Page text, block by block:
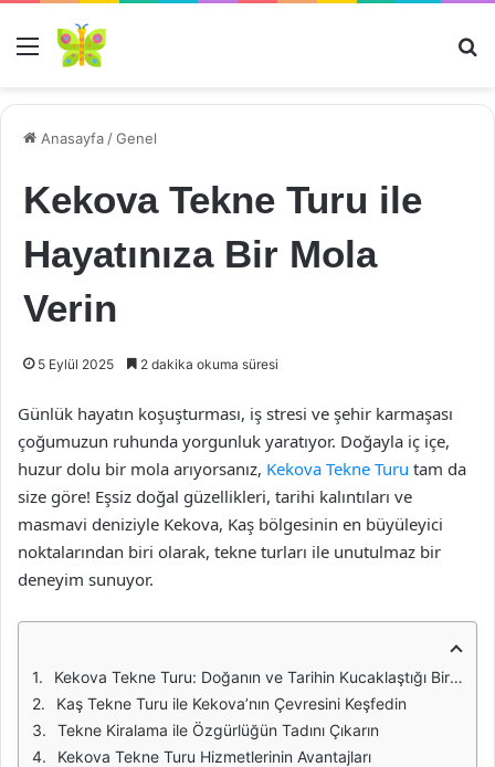
Menü
Anasayfa /Genel
Kekova Tekne Turu ile
Hayatınıza Bir Mola
Verin
5 Eylül 2025 2 dakika okuma süresi
Günlük hayatın koşuşturması, iş stresi ve şehir karmaşası
çoğumuzun ruhunda yorgunluk yaratıyor. Doğayla iç içe,
huzur dolu bir mola arıyorsanız, Kekova Tekne Turu tam da
size göre! Eşsiz doğal güzellikleri, tarihi kalıntıları ve
masmavi deniziyle Kekova, Kaş bölgesinin en büyüleyici
noktalarından biri olarak, tekne turları ile unutulmaz bir
deneyim sunuyor.
Kekova Tekne Turu: Doğanın ve Tarihin Kucaklaştığı Bir Yolculuk
Kaş Tekne Turu ile Kekova’nın Çevresini Keşfedin
Tekne Kiralama ile Özgürlüğün Tadını Çıkarın
Kekova Tekne Turu Hizmetlerinin Avantajları